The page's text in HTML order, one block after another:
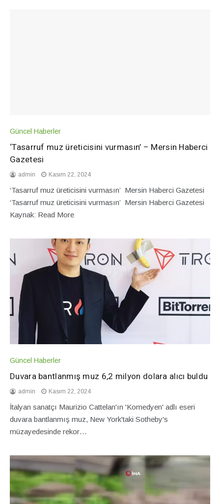
Güncel Haberler
‘Tasarruf muz üreticisini vurmasın’ – Mersin Haberci
Gazetesi
admin Kasım 22, 2024
‘Tasarruf muz üreticisini vurmasın’ Mersin Haberci Gazetesi
‘Tasarruf muz üreticisini vurmasın’ Mersin Haberci Gazetesi
Kaynak: Read More
Güncel Haberler
Duvara bantlanmış muz 6,2 milyon dolara alıcı buldu
admin Kasım 22, 2024
İtalyan sanatçı Maurizio Cattelan'ın 'Komedyen' adlı eseri
duvara bantlanmış muz, New York'taki Sotheby's
müzayedesinde rekor…